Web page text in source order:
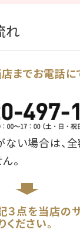
れ
までお電話に
い場合は、
。
３点を当店の
ください。